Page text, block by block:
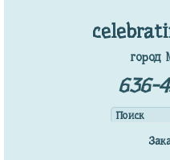
город
636-